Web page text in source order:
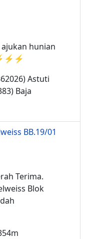
hunian
Astuti
Baja
BB.19/01
Terima.
Blok